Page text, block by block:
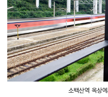
소백산역 옥상